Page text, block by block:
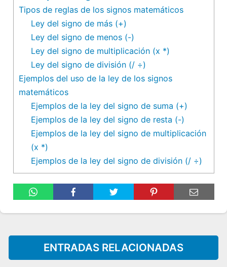
Tipos de reglas de los signos matemáticos
Ley del signo de más (+)
Ley del signo de menos (-)
Ley del signo de multiplicación (x *)
Ley del signo de división (/ ÷)
Ejemplos del uso de la ley de los signos
matemáticos
Ejemplos de la ley del signo de suma (+)
Ejemplos de la ley del signo de resta (-)
Ejemplos de la ley del signo de multiplicación
(x *)
Ejemplos de la ley del signo de división (/ ÷)
ENTRADAS RELACIONADAS